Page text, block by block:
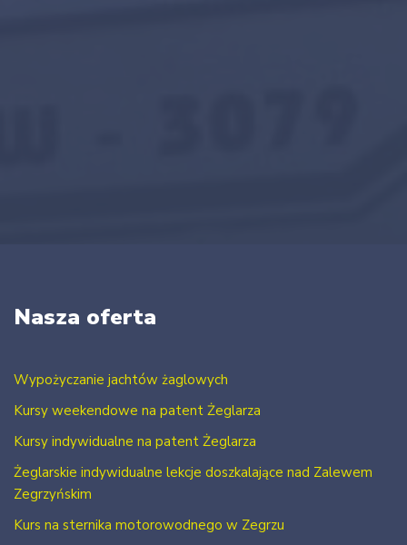
Nasza oferta
Wypożyczanie jachtów żaglowych
Kursy weekendowe na patent Żeglarza
Kursy indywidualne na patent Żeglarza
Żeglarskie indywidualne lekcje doszkalające nad Zalewem
Zegrzyńskim
Kurs na sternika motorowodnego w Zegrzu